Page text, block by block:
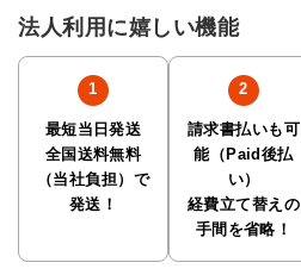
法人利用に嬉しい機能
最短当日発送
全国送料無料
（当社負担）で
発送！
請求書払いも可
能（Paid後払
い）
経費立て替えの
手間を省略！